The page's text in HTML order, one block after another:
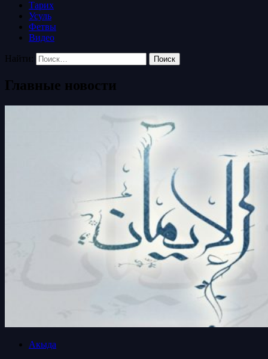
Тарих
Усуль
Фетвы
Видео
Найти:
Главные новости
Акыда